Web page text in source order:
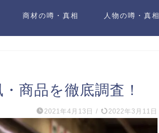
商材の噂・真相 人物の噂・真相
商品を徹底調査！
2021年4月13日 / 2022年3月11日